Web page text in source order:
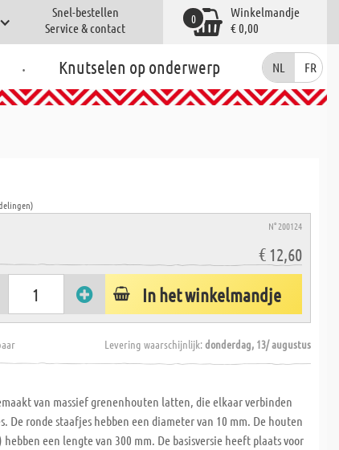
Snel-bestellen
Service & contact
Winkelmandje
€ 0,00
0
. Knutselen op onderwerp NL FR
N° 200124
€ 12,60
In het winkelmandje
Levering waarschijnlijk:donderdag, 13/ augustus
van massief grenenhouten latten, die elkaar verbinden
De ronde staafjes hebben een diameter van 10 mm. De houten
een lengte van 300 mm. De basisversie heeft plaats voor